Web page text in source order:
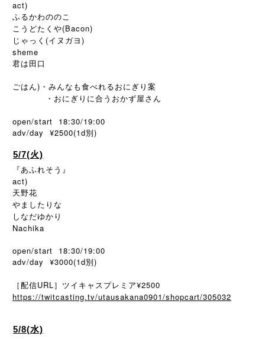
act)
ふるかわののこ
こうどたくや(Bacon)
じゃっく(イヌガヨ)
sheme
君は田口
ごはん)・みんなも食べれるおにぎり案
・おにぎりに合うおかず屋さん
open/start 18:30/19:00
adv/day ¥2500(1d別 )
5/7(火)
『あふれそう』
act)
天野花
やましたりな
しなだゆかり
Nachika
open/start 18:30/19:00
adv/day ¥3000(1d別)
［配信URL］ツイキャスプレミア¥2500
https://twitcasting.tv/utausakana0901/shopcart/305032
5/8(水)